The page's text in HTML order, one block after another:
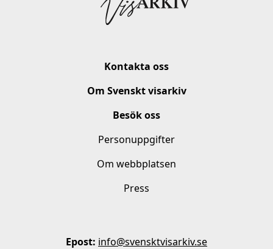
Kontakta oss
Om Svenskt visarkiv
Besök oss
Personuppgifter
Om webbplatsen
Press
Epost: info@svensktvisarkiv.se